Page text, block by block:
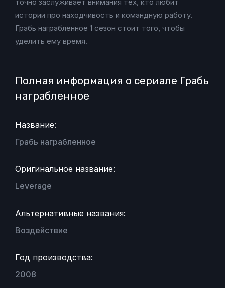
истории про находчивость и командную работу.
Грабь награбленное 1 сезон стоит того, чтобы
уделить ему время.
Полная информация о сериале Грабь
награбленное
Название:
Грабь награбленное
Оригинальное название:
Leverage
Альтернативные названия:
Воздействие
Год производства:
2008